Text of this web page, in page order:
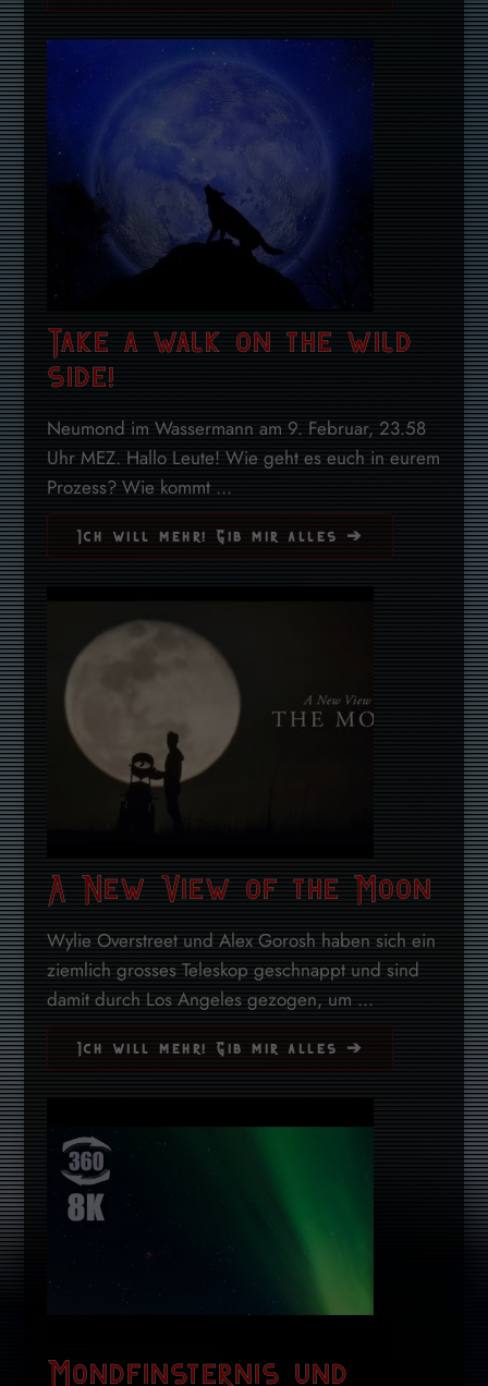
Take a walk on the wild
side!
Neumond im Wassermann am 9. Februar, 23.58
Uhr MEZ. Hallo Leute! Wie geht es euch in eurem
Prozess? Wie kommt ...
Ich will mehr! Gib mir alles ➔
A New View of the Moon
Wylie Overstreet und Alex Gorosh haben sich ein
ziemlich grosses Teleskop geschnappt und sind
damit durch Los Angeles gezogen, um ...
Ich will mehr! Gib mir alles ➔
Mondfinsternis und